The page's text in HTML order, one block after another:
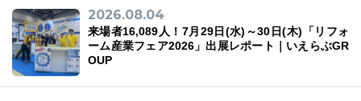
2026.08.04
来場者16,089人！7月29日(水)～30日(木)「リフォ
ーム産業フェア2026」出展レポート｜いえらぶGR
OUP